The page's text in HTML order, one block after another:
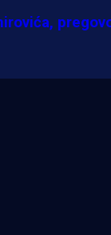
Evo